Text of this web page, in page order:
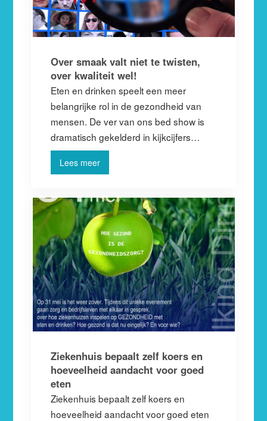
Over smaak valt niet te twisten,
over kwaliteit wel!
Eten en drinken speelt een meer
belangrijke rol in de gezondheid van
mensen. De ver van ons bed show is
dramatisch gekelderd in kijkcijfers…
Lees meer
Ziekenhuis bepaalt zelf koers en
hoeveelheid aandacht voor goed
eten
Ziekenhuis bepaalt zelf koers en
hoeveelheid aandacht voor goed eten